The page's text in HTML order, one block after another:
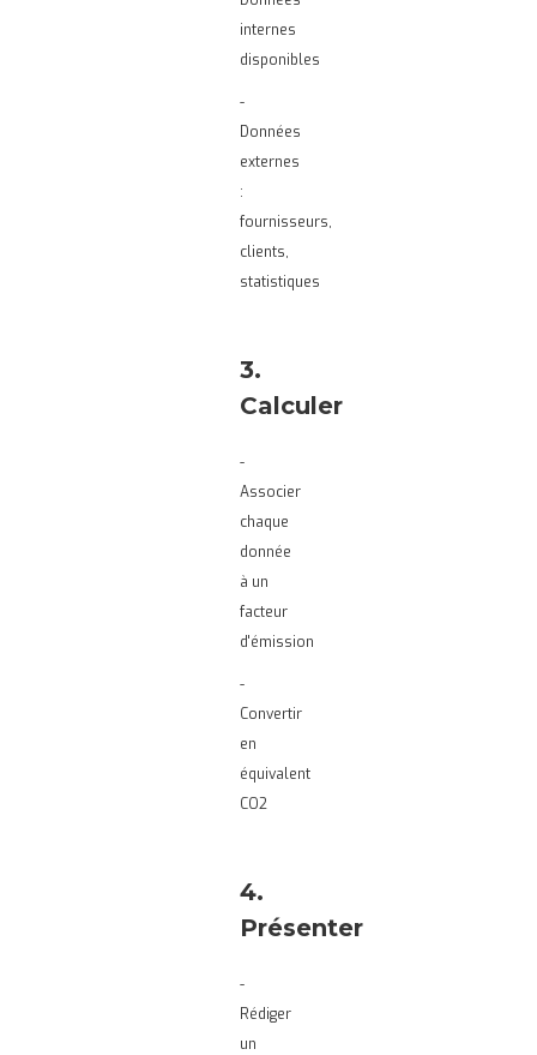
internes
disponibles
-
Données
externes
:
fournisseurs,
clients,
statistiques
3.
Calculer
-
Associer
chaque
donnée
à un
facteur
d'émission
-
Convertir
en
équivalent
CO2
4.
Présenter
-
Rédiger
un